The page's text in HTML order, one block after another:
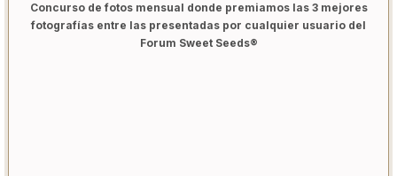
Concurso de fotos mensual donde premiamos las 3 mejores
fotografías entre las presentadas por cualquier usuario del
Forum Sweet Seeds®